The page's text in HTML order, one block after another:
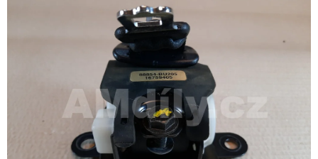
hvězdiček.